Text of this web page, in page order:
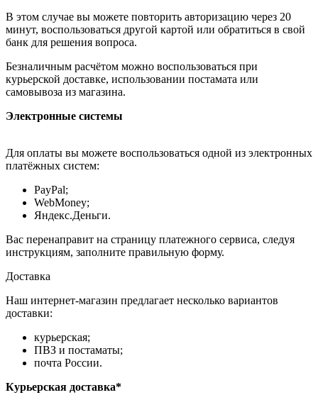
В этом случае вы можете повторить авторизацию через 20
минут, воспользоваться другой картой или обратиться в свой
банк для решения вопроса.
Безналичным расчётом можно воспользоваться при
курьерской доставке, использовании постамата или
самовывоза из магазина.
Электронные системы
Для оплаты вы можете воспользоваться одной из электронных
платёжных систем:
PayPal;
WebMoney;
Яндекс.Деньги.
Вас перенаправит на страницу платежного сервиса, следуя
инструкциям, заполните правильную форму.
Доставка
Наш интернет-магазин предлагает несколько вариантов
доставки:
курьерская;
ПВЗ и постаматы;
почта России.
Курьерская доставка*